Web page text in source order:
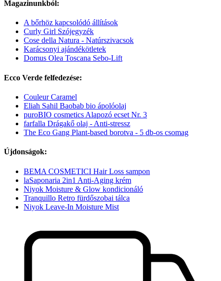
Magazinunkból:
A bőrhöz kapcsolódó állítások
Curly Girl Szójegyzék
Cose della Natura - Natúrszivacsok
Karácsonyi ajándékötletek
Domus Olea Toscana Sebo-Lift
Ecco Verde felfedezése:
Couleur Caramel
Eliah Sahil Baobab bio ápolóolaj
puroBIO cosmetics Alapozó ecset Nr. 3
farfalla Drágakő olaj - Anti-stressz
The Eco Gang Plant-based borotva - 5 db-os csomag
Újdonságok:
BEMA COSMETICI Hair Loss sampon
laSaponaria 2in1 Anti-Aging krém
Niyok Moisture & Glow kondicionáló
Tranquillo Retro fürdőszobai tálca
Niyok Leave-In Moisture Mist